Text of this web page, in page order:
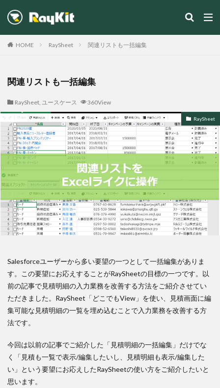
HOME RaySheet 関連リストも一括編集
関連リストも一括編集
RaySheet, ユースケース 360View
RaySheet
Salesforceユーザーから多い要望の一つとして一括編集がありま
す。この要望にお応えすることがRaySheetの目標の一つです。以
前の記事で見積明細の入力業務を改善する方法をご紹介させてい
ただきました。RaySheet「どこでもView」を使い、見積画面に編
集可能な見積明細の一覧を埋め込むことで入力業務を改善する方
法です。
今回は以前の記事でご紹介した「見積明細の一括編集」だけでな
く「見積も一覧で表示/編集したいし、見積明細も表示/編集した
い」という要望にお応えしたRaySheetの使い方をご紹介したいと
思います。
カテゴリー